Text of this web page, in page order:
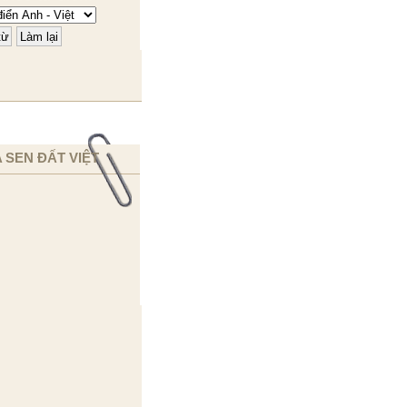
SEN ĐẤT VIỆT